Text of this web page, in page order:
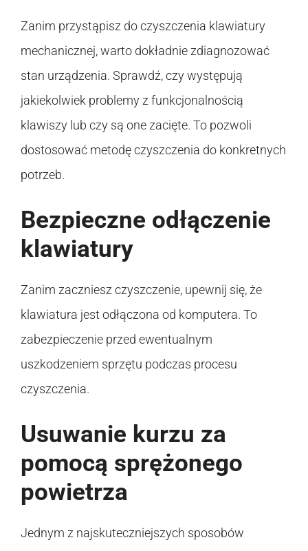
Zanim przystąpisz do czyszczenia klawiatury
mechanicznej, warto dokładnie zdiagnozować
stan urządzenia. Sprawdź, czy występują
jakiekolwiek problemy z funkcjonalnością
klawiszy lub czy są one zacięte. To pozwoli
dostosować metodę czyszczenia do konkretnych
potrzeb.
Bezpieczne odłączenie
klawiatury
Zanim zaczniesz czyszczenie, upewnij się, że
klawiatura jest odłączona od komputera. To
zabezpieczenie przed ewentualnym
uszkodzeniem sprzętu podczas procesu
czyszczenia.
Usuwanie kurzu za
pomocą sprężonego
powietrza
Jednym z najskuteczniejszych sposobów